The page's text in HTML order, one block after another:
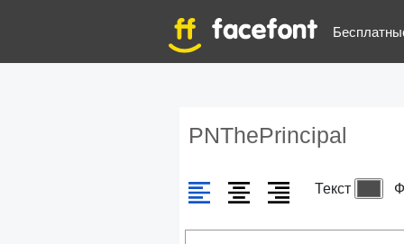
PNThePrincipal
Текст